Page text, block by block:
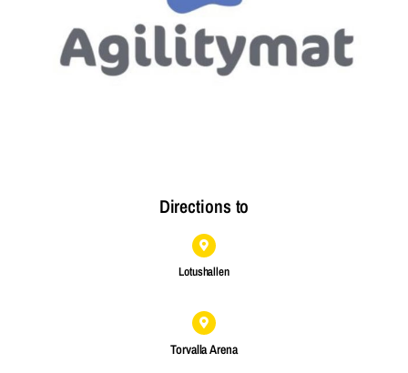
Directions to
Lotushallen
Torvalla Arena